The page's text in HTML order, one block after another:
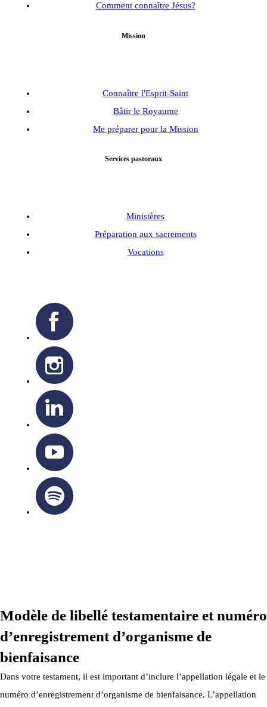
Comment connaître Jésus?
Mission
Connaître l'Esprit-Saint
Bâtir le Royaume
Me préparer pour la Mission
Services pastoraux
Ministères
Préparation aux sacrements
Vocations
Modèle de libellé testamentaire et numéro
d’enregistrement d’organisme de
bienfaisance
Dans votre testament, il est important d’inclure l’appellation légale et le
numéro d’enregistrement d’organisme de bienfaisance. L’appellation